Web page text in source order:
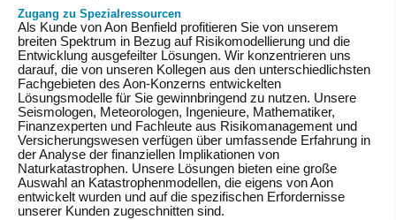
Zugang zu Spezialressourcen
Als Kunde von Aon Benfield profitieren Sie von unserem
breiten Spektrum in Bezug auf Risikomodellierung und die
Entwicklung ausgefeilter Lösungen. Wir konzentrieren uns
darauf, die von unseren Kollegen aus den unterschiedlichsten
Fachgebieten des Aon-Konzerns entwickelten
Lösungsmodelle für Sie gewinnbringend zu nutzen. Unsere
Seismologen, Meteorologen, Ingenieure, Mathematiker,
Finanzexperten und Fachleute aus Risikomanagement und
Versicherungswesen verfügen über umfassende Erfahrung in
der Analyse der finanziellen Implikationen von
Naturkatastrophen. Unsere Lösungen bieten eine große
Auswahl an Katastrophenmodellen, die eigens von Aon
entwickelt wurden und auf die spezifischen Erfordernisse
unserer Kunden zugeschnitten sind.